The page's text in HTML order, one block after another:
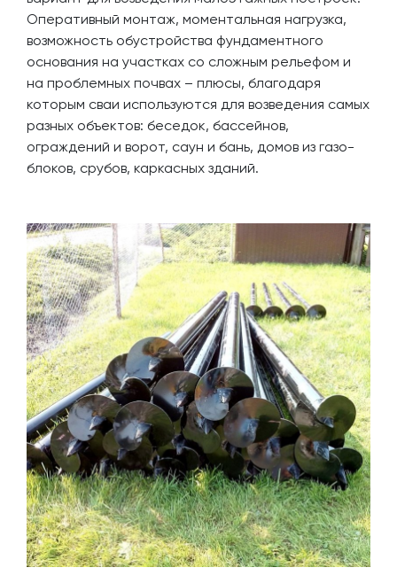
Оперативный монтаж, моментальная нагрузка,
возможность обустройства фундаментного
основания на участках со сложным рельефом и
на проблемных почвах – плюсы, благодаря
которым сваи используются для возведения самых
разных объектов: беседок, бассейнов,
ограждений и ворот, саун и бань, домов из газо-
блоков, срубов, каркасных зданий.